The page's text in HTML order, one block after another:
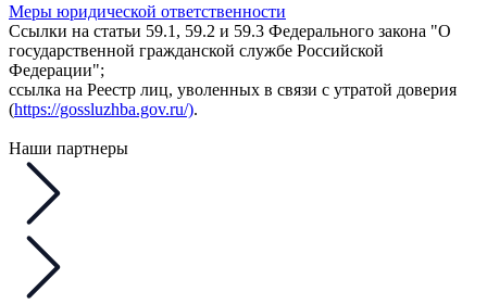
Меры юридической ответственности
Ссылки на статьи 59.1, 59.2 и 59.3 Федерального закона "О
государственной гражданской службе Российской
Федерации";
ссылка на Реестр лиц, уволенных в связи с утратой доверия
(https://gossluzhba.gov.ru/).
Наши партнеры